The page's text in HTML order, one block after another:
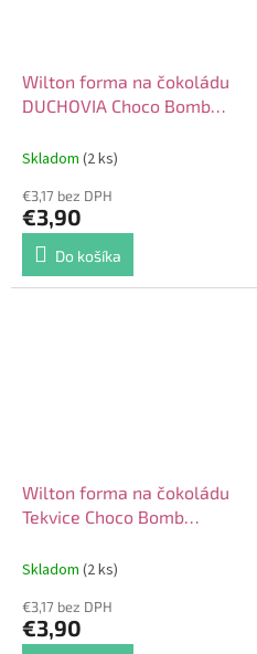
Wilton forma na čokoládu
DUCHOVIA Choco Bomb
Skladom (2 ks)
€3,17 bez DPH
€3,90
Do košíka
Wilton forma na čokoládu
Tekvice Choco Bomb
Skladom (2 ks)
€3,17 bez DPH
€3,90